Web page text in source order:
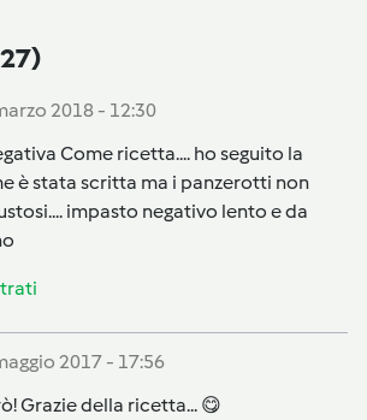
2018 - 12:30
Come ricetta.... ho seguito la
è stata scritta ma i panzerotti non
impasto negativo lento e da
2017 - 17:56
Grazie della ricetta... 😋